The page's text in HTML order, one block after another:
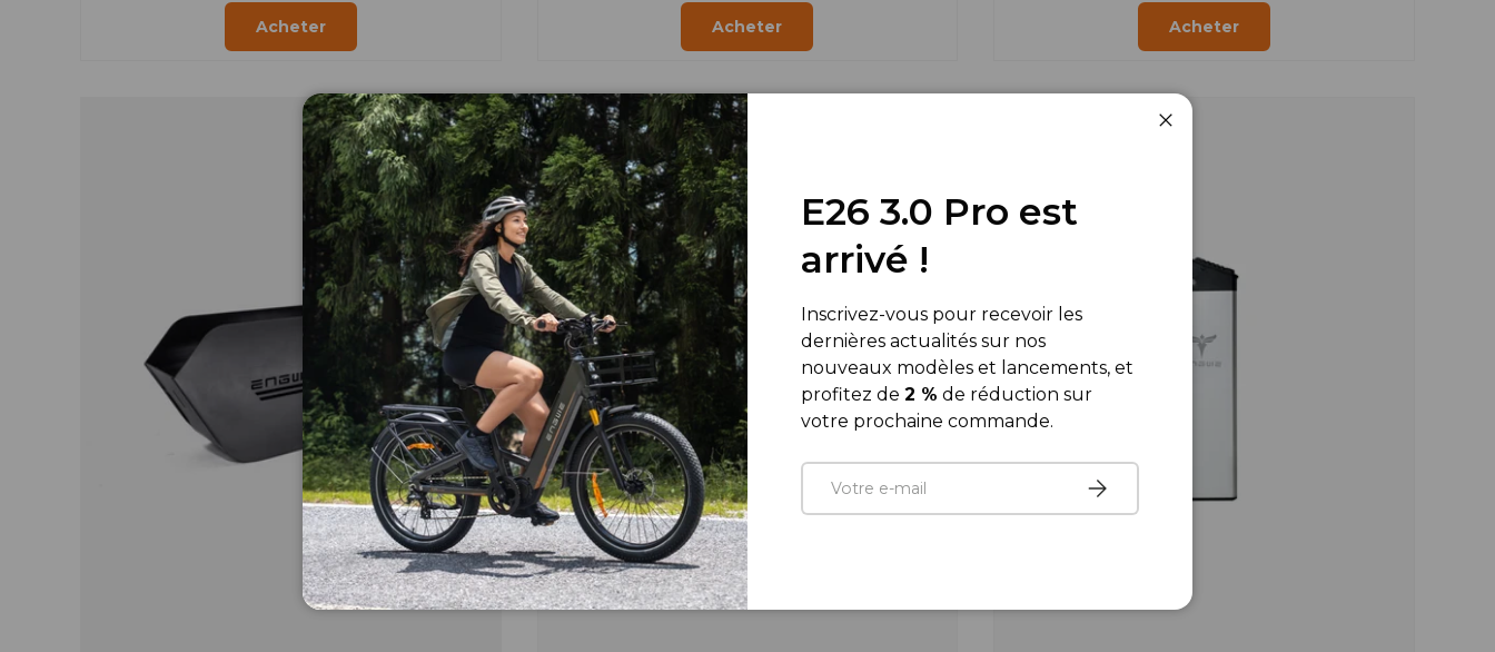
Acheter Acheter Acheter
E26 3.0 Pro est
arrivé !
Inscrivez-vous pour recevoir les
dernières actualités sur nos
nouveaux modèles et lancements, et
profitez de 2 % de réduction sur
votre prochaine commande.
S’inscrire